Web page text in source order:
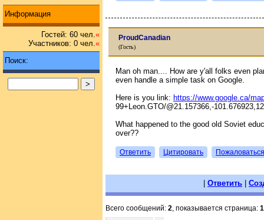
Информация
Гостей: 60 чел.«
Участников: 0 чел.«
Поиск:
ProudCanadian
(Гость)
Man oh man.... How are y'all folks even
even handle a simple task on Google.
Here is you link: https://www.google.ca/
99+Leon.GTO/@21.157366,-
What happened to the good old Soviet
over??
Ответить Цитировать Пожаловаться
Ответить
Всего сообщений: 2, показывается страница: 1